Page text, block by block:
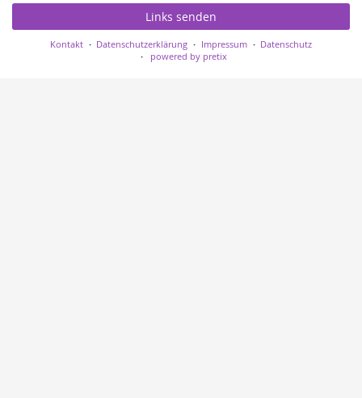
Links senden
Kontakt Datenschutzerklärung Impressum
Datenschutz
powered by pretix